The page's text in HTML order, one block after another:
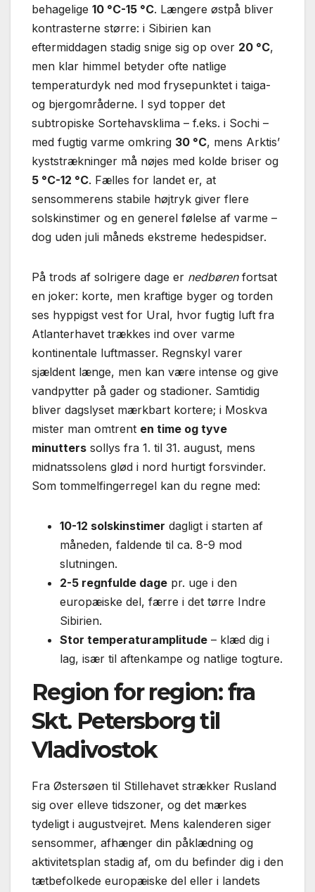
behagelige 10 °C-15 °C. Længere østpå bliver
kontrasterne større: i Sibirien kan
eftermiddagen stadig snige sig op over 20 °C,
men klar himmel betyder ofte natlige
temperaturdyk ned mod frysepunktet i taiga-
og bjergområderne. I syd topper det
subtropiske Sortehavsklima – f.eks. i Sochi –
med fugtig varme omkring 30 °C, mens Arktis’
kyststrækninger må nøjes med kolde briser og
5 °C-12 °C. Fælles for landet er, at
sensommerens stabile højtryk giver flere
solskinstimer og en generel følelse af varme –
dog uden juli måneds ekstreme hedespidser.
På trods af solrigere dage er nedbørenfortsat
en joker: korte, men kraftige byger og torden
ses hyppigst vest for Ural, hvor fugtig luft fra
Atlanterhavet trækkes ind over varme
kontinentale luftmasser. Regnskyl varer
sjældent længe, men kan være intense og give
vandpytter på gader og stadioner. Samtidig
bliver dagslyset mærkbart kortere; i Moskva
mister man omtrent en time og tyve
minutters sollys fra 1. til 31. august, mens
midnatssolens glød i nord hurtigt forsvinder.
Som tommelfingerregel kan du regne med:
10-12 solskinstimer dagligt i starten af
måneden, faldende til ca. 8-9 mod
slutningen.
2-5 regnfulde dage pr. uge i den
europæiske del, færre i det tørre Indre
Sibirien.
Stor temperaturamplitude – klæd dig i
lag, især til aftenkampe og natlige togture.
Region for region: fra
Skt. Petersborg til
Vladivostok
Fra Østersøen til Stillehavet strækker Rusland
sig over elleve tidszoner, og det mærkes
tydeligt i augustvejret. Mens kalenderen siger
sensommer, afhænger din påklædning og
aktivitetsplan stadig af, om du befinder dig i den
tætbefolkede europæiske del eller i landets